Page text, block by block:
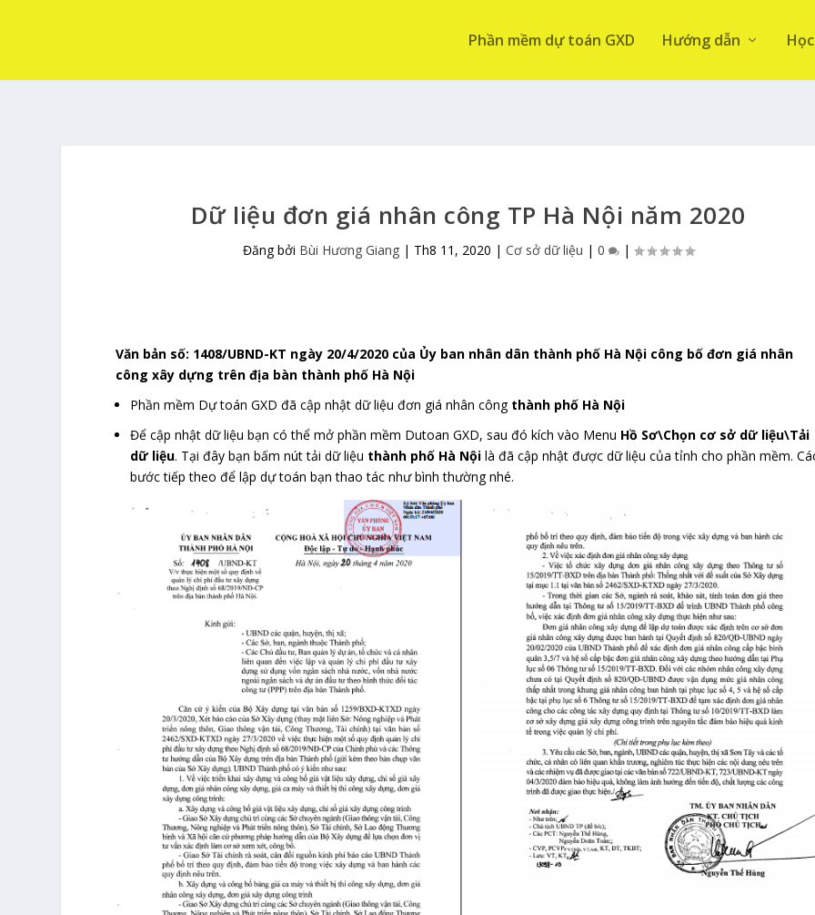
Phần mềm dự toán GXD Hướng dẫn
Dữ liệu đơn giá nhân công TP Hà Nội năm 2020
Đăng bởi Bùi Hương Giang| Th8 11, 2020 | Cơ sở dữ liệu | 0 |
Văn bản số: 1408/UBND-KT ngày 20/4/2020 của Ủy ban nhân dân thành phố Hà Nội công bố đơn giá nhân
công xây dựng trên địa bàn thành phố Hà Nội
Phần mềm Dự toán GXD đã cập nhật dữ liệu đơn giá nhân công thành phố Hà Nội
Để cập nhật dữ liệu bạn có thể mở phần mềm Dutoan GXD, sau đó kích vào Menu Hồ Sơ\Chọn cơ sở dữ liệu\Tải
dữ liệu. Tại đây bạn bấm nút tải dữ liệu thành phố Hà Nội là đã cập nhật được dữ liệu của tỉnh cho phần mềm.
bước tiếp theo để lập dự toán bạn thao tác như bình thường nhé.